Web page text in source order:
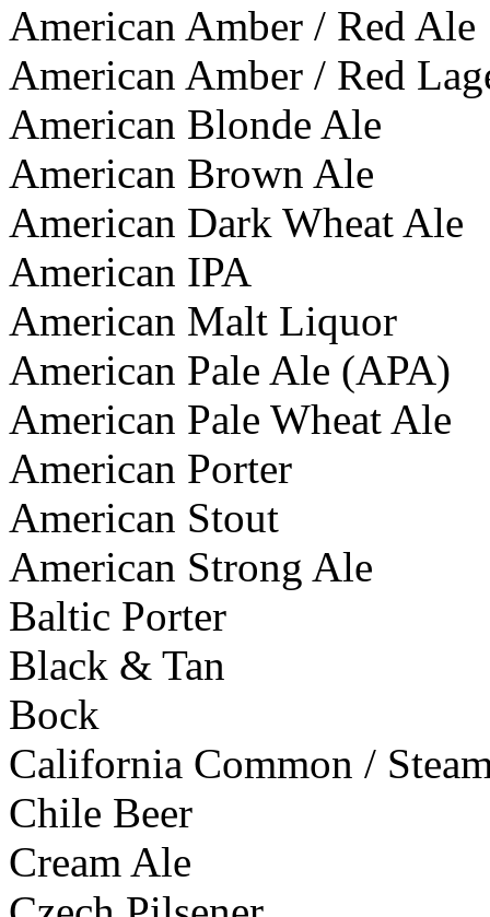
American Amber / Red Ale
American Amber / Red
American Blonde Ale
American Brown Ale
American Dark Wheat Ale
American IPA
American Malt Liquor
American Pale Ale (APA)
American Pale Wheat Ale
American Porter
American Stout
American Strong Ale
Baltic Porter
Black & Tan
Bock
California Common /
Chile Beer
Cream Ale